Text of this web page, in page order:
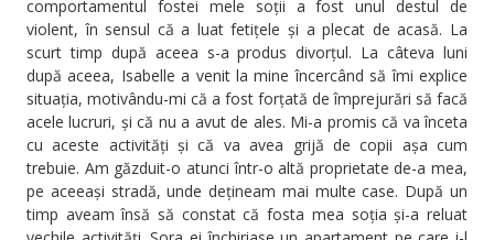
comportamentul fostei mele soții a fost unul destul de
violent, în sensul că a luat fetițele și a plecat de acasă. La
scurt timp după aceea s-a produs divorțul. La câteva luni
după aceea, Isabelle a venit la mine încercând să îmi explice
situația, motivându-mi că a fost forțată de împrejurări să facă
acele lucruri, și că nu a avut de ales. Mi-a promis că va înceta
cu aceste activități și că va avea grijă de copii așa cum
trebuie. Am găzduit-o atunci într-o altă proprietate de-a mea,
pe aceeași stradă, unde dețineam mai multe case. După un
timp aveam însă să constat că fosta mea soția și-a reluat